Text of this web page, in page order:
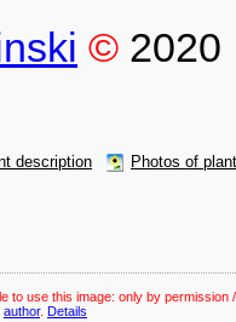
© 2020
description
Photos of
to use this image: only by permission
author. Details